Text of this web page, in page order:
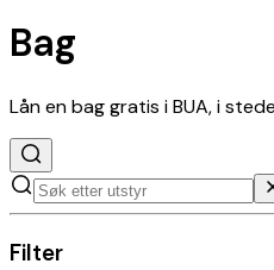
Bag
Lån en bag gratis i BUA, i
Filter